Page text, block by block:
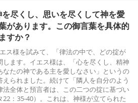
を尽くし、思いを尽くして神を愛
があります。この御言葉を具体的
すか？
ス様を試みて、「律法の中で、どの掟が
ます。イエス様は、「心を尽くし、精神
たの神である主を愛しなさい」というの
られました。続けて「隣人を自分のよう
全体と預言者は、この二つの掟に基づい
：35-40）。これは、神様が立てられた